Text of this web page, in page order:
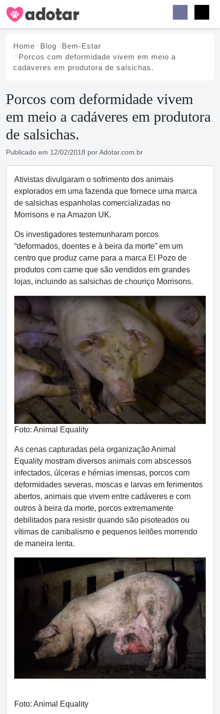
Home Blog
Bem-Estar
Porcos com deformidade vivem em meio a
cadáveres em produtora de salsichas.
Porcos com deformidade vivem
em meio a cadáveres em produtora
de salsichas.
Publicado em 12/02/2018 porAdotar.com.br
Ativistas divulgaram o sofrimento dos animais
explorados em uma fazenda que fornece uma marca
de salsichas espanholas comercializadas no
Morrisons e na Amazon UK.
Os investigadores testemunharam porcos
“deformados, doentes e à beira da morte” em um
centro que produz carne para a marca El Pozo de
produtos com carne que são vendidos em grandes
lojas, incluindo as salsichas de chouriço Morrisons.
Foto: Animal Equality
As cenas capturadas pela organização Animal
Equality mostram diversos animais com abscessos
infectados, úlceras e hérnias imensas, porcos com
deformidades severas, moscas e larvas em ferimentos
abertos, animais que vivem entre cadáveres e com
outros à beira da morte, porcos extremamente
debilitados para resistir quando são pisoteados ou
vítimas de canibalismo e pequenos leitões morrendo
de maneira lenta.
Foto: Animal Equality